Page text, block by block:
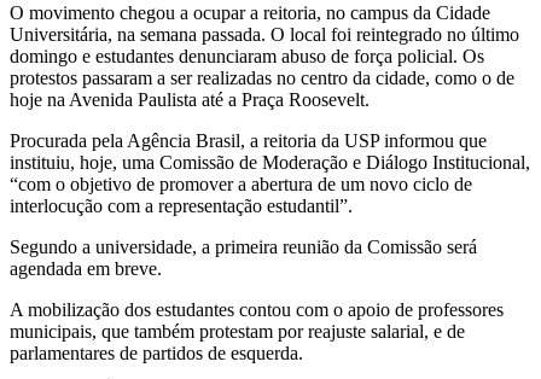
O movimento chegou a ocupar a reitoria, no campus da Cidade
Universitária, na semana passada. O local foi reintegrado no último
domingo e estudantes denunciaram abuso de força policial. Os
protestos passaram a ser realizadas no centro da cidade, como o de
hoje na Avenida Paulista até a Praça Roosevelt.
Procurada pela Agência Brasil, a reitoria da USP informou que
instituiu, hoje, uma Comissão de Moderação e Diálogo Institucional,
“com o objetivo de promover a abertura de um novo ciclo de
interlocução com a representação estudantil”.
Segundo a universidade, a primeira reunião da Comissão será
agendada em breve.
A mobilização dos estudantes contou com o apoio de professores
municipais, que também protestam por reajuste salarial, e de
parlamentares de partidos de esquerda.